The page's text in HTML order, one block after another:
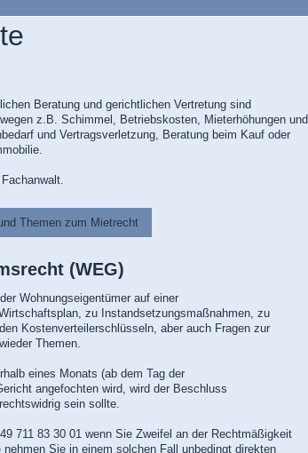
Beratung und gerichtlichen Vertretung sind
z.B. Schimmel, Betriebskosten, Mieterhöhungen und
und Vertragsverletzung, Beratung beim Kauf oder
Themen zum Mietrecht
(WEG)
Wohnungseigentümer auf einer
zu Instandsetzungsmaßnahmen, zu
Kostenverteilerschlüsseln, aber auch Fragen zur
Themen.
eines Monats (ab dem Tag der
angefochten wird, wird der Beschluss
sein sollte.
711 83 30 01wenn Sie Zweifel an der Rechtmäßigkeit
Sie in einem solchen Fall unbedingt direkten